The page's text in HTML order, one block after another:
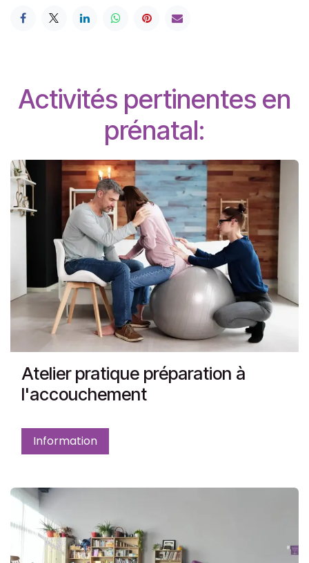
Activités pertinentes en
prénatal:
Atelier pratique préparation à
l'accouchement
Information